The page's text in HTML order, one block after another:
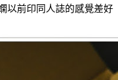
以前印同人誌的感覺差好